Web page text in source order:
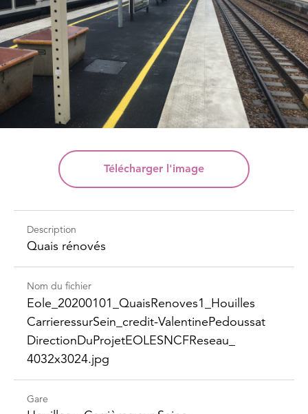
Télécharger l'image
Description
Quais rénovés
Nom du fichier
Eole_​20200101_​Quais​Renoves1_​Houilles​
Carrieressur​Sein_​credit-​Valentine​Pedoussat​
Direction​DuProjet​EOLESNCFReseau_​
4032x3024.jpg
Gare